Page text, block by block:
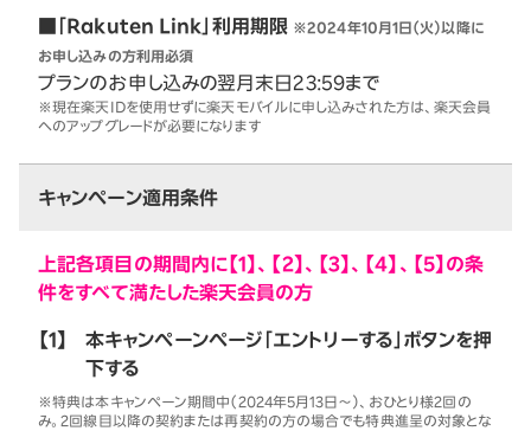
■「Rakuten Link」利用期限 ※2024年10月1日（火）以降に
お申し込みの方利用必須
プランのお申し込みの翌月末日23:59まで
※現在楽天IDを使用せずに楽天モバイルに申し込みされた方は、楽天会員
へのアップグレードが必要になります
キャンペーン適用条件
上記各項目の期間内に【1】、【2】、【3】、【4】、【5】の条
件をすべて満たした楽天会員の方
【1】
本キャンペーンページ「エントリーする」ボタンを押
下する
※特典は本キャンペーン期間中（2024年5月13日～）、おひとり様2回の
み。2回線目以降の契約または再契約の方の場合でも特典進呈の対象とな